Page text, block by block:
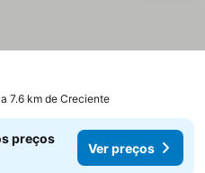
7.6 km de Creciente
preços
Ver preços